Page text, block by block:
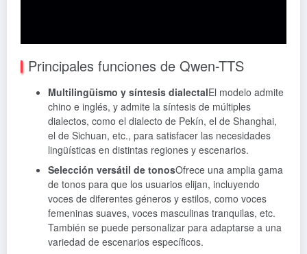
Principales funciones de Qwen-TTS
Multilingüismo y síntesis dialectalEl modelo admite
chino e inglés, y admite la síntesis de múltiples
dialectos, como el dialecto de Pekín, el de Shanghai,
el de Sichuan, etc., para satisfacer las necesidades
lingüísticas en distintas regiones y escenarios.
Selección versátil de tonosOfrece una amplia gama
de tonos para que los usuarios elijan, incluyendo
voces de diferentes géneros y estilos, como voces
femeninas suaves, voces masculinas tranquilas, etc.
También se puede personalizar para adaptarse a una
variedad de escenarios específicos.